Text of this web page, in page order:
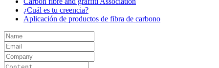
¿Cuál es tu creencia?
Aplicación de productos de fibra de carbono